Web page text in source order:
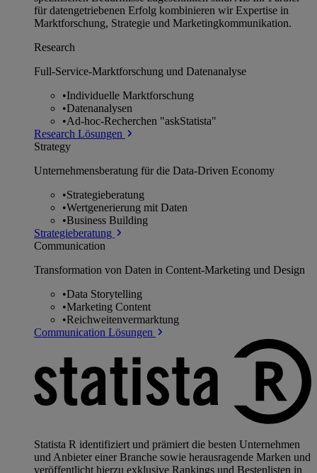
für datengetriebenen Erfolg kombinieren wir Expertise in
Marktforschung, Strategie und Marketingkommunikation.
Research
Full-Service-Marktforschung und Datenanalyse
•Individuelle Marktforschung
•Datenanalysen
•Ad-hoc-Recherchen "askStatista"
Research Lösungen
Strategy
Unternehmens­beratung für die Data-Driven Economy
•Strategieberatung
•Wertgenerierung mit Daten
•Business Building
Strategieberatung
Communication
Transformation von Daten in Content-Marketing und Design
•Data Storytelling
•Marketing Content
•Reichweitenvermarktung
Communication Lösungen
Statista R identifiziert und prämiert die besten Unternehmen
und Anbieter einer Branche sowie herausragende Marken und
veröffentlicht hierzu exklusive Rankings und Bestenlisten in